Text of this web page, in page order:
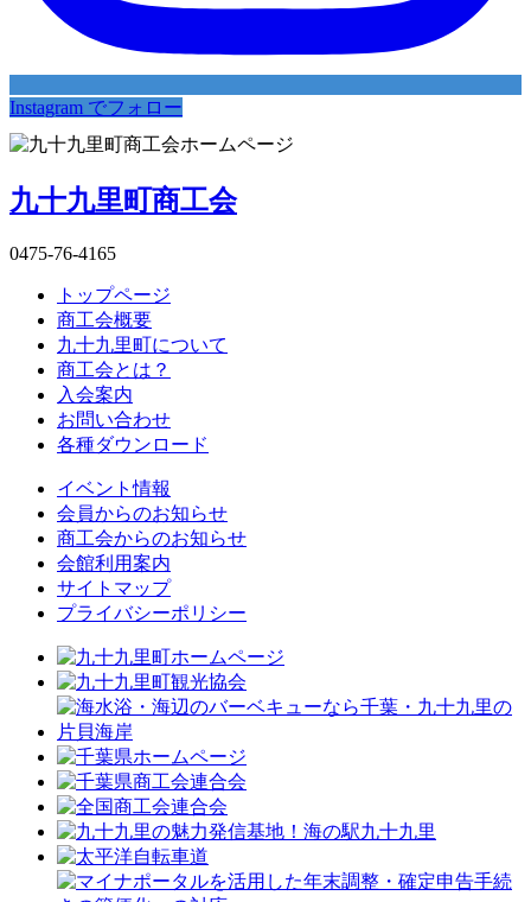
Instagram でフォロー
九十九里町商工会
0475-76-4165
トップページ
商工会概要
九十九里町について
商工会とは？
入会案内
お問い合わせ
各種ダウンロード
イベント情報
会員からのお知らせ
商工会からのお知らせ
会館利用案内
サイトマップ
プライバシーポリシー